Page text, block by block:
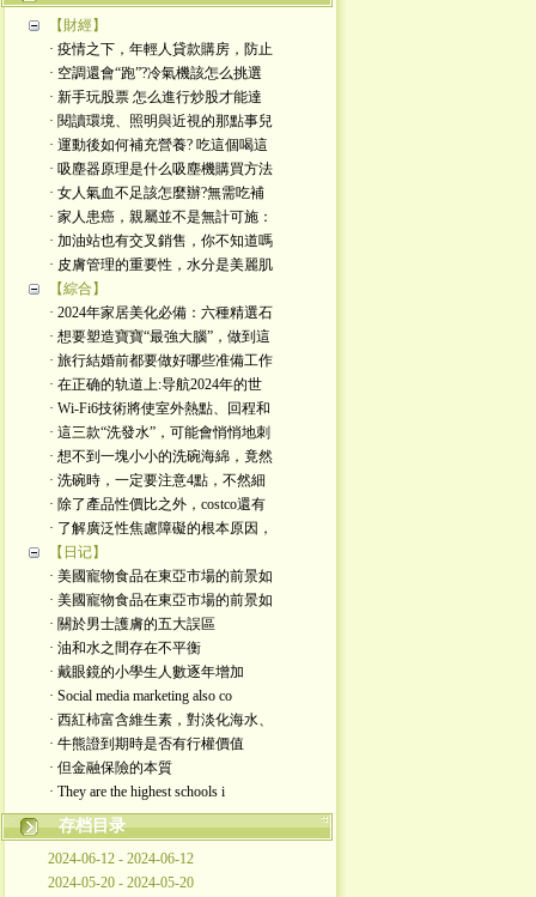
【財經】
· 疫情之下，年輕人貸款購房，防止
· 空調還會“跑”?冷氣機該怎么挑選
· 新手玩股票 怎么進行炒股才能達
· 閱讀環境、照明與近視的那點事兒
· 運動後如何補充營養? 吃這個喝這
· 吸塵器原理是什么吸塵機購買方法
· 女人氣血不足該怎麼辦?無需吃補
· 家人患癌，親屬並不是無計可施：
· 加油站也有交叉銷售，你不知道嗎
· 皮膚管理的重要性，水分是美麗肌
【綜合】
· 2024年家居美化必備：六種精選石
· 想要塑造寶寶“最強大腦”，做到這
· 旅行結婚前都要做好哪些准備工作
· 在正确的轨道上:导航2024年的世
· Wi-Fi6技術將使室外熱點、回程和
· 這三款“洗發水”，可能會悄悄地刺
· 想不到一塊小小的洗碗海綿，竟然
· 洗碗時，一定要注意4點，不然細
· 除了產品性價比之外，costco還有
· 了解廣泛性焦慮障礙的根本原因，
【日记】
· 美國寵物食品在東亞市場的前景如
· 美國寵物食品在東亞市場的前景如
· 關於男士護膚的五大誤區
· 油和水之間存在不平衡
· 戴眼鏡的小學生人數逐年增加
· Social media marketing also co
· 西紅柿富含維生素，對淡化海水、
· 牛熊證到期時是否有行權價值
· 但金融保險的本質
· They are the highest schools i
存档目录
2024-06-12 - 2024-06-12
2024-05-20 - 2024-05-20